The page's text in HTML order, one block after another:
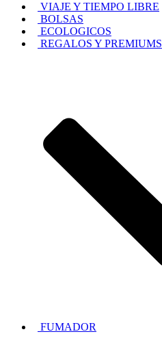
VIAJE Y TIEMPO LIBRE
BOLSAS
ECOLOGICOS
REGALOS Y PREMIUMS
FUMADOR